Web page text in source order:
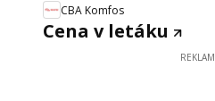
CBA Komfos
Cena v letáku